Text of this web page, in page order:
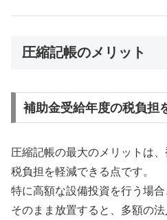
圧縮記帳のメリット
補助金受給年度の税負担
圧縮記帳の最大のメリットは
税負担を軽減できる点です。
特に高額な設備投資を行う場
そのまま放置すると、多額の